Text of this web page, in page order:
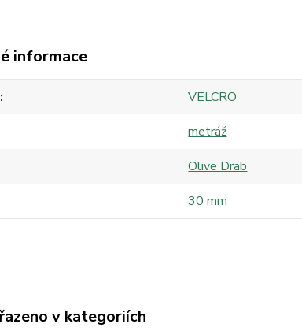
informace
VELCRO
metráž
Olive Drab
30 mm
v kategoriích